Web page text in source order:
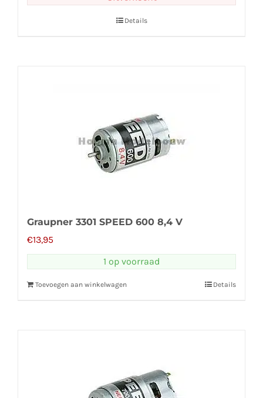
Details
Graupner 3301 SPEED 600 8,4 V
€13,95
1 op voorraad
Toevoegen aan winkelwagen Details